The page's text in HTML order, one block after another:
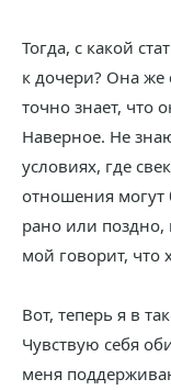
Тогда, с какой
к дочери? Она же
точно знает, что
Наверное. Не
условиях, где
отношения
рано или поздно,
мой говорит, что
Вот, теперь я в
Чувствую себя
меня